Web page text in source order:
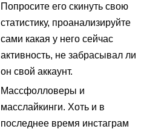
Попросите его скинуть свою
статистику, проанализируйте
сами какая у него сейчас
активность, не забрасывал ли
он свой аккаунт.
Массфолловеры и
масслайкинги. Хоть и в
последнее время инстаграм